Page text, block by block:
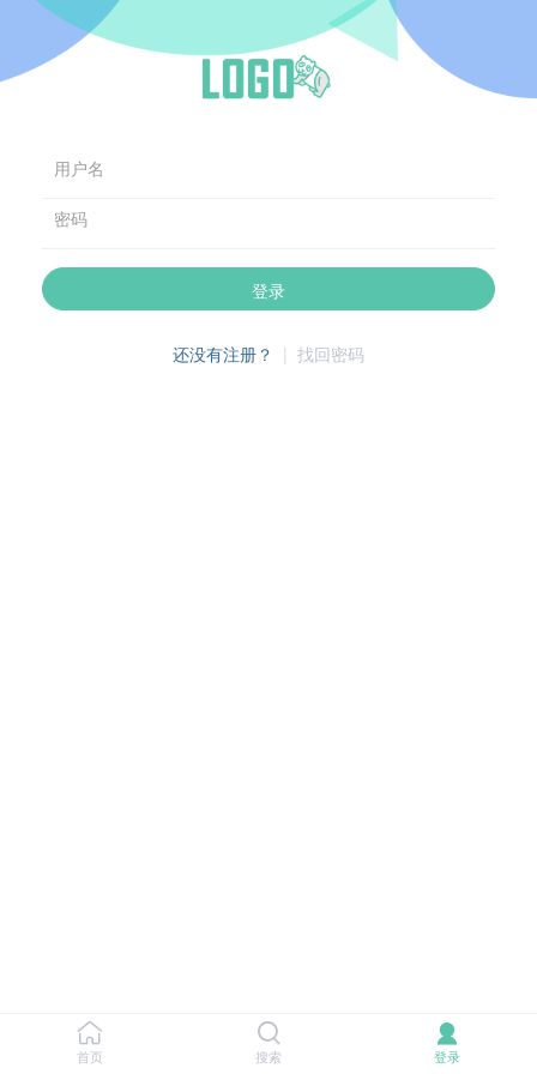
用户名
密码
登录
还没有注册？ | 找回密码
首页 搜索 登录